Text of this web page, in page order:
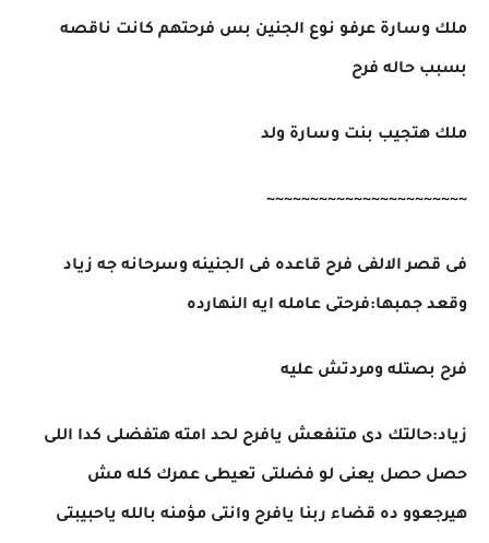
ملك وسارة عرفو نوع الجنين بس فرحتهم كانت ناقصه
بسبب حاله فرح
ملك هتجيب بنت وسارة ولد
~~~~~~~~~~~~~~~~~~~~~~~
فى قصر الالفى فرح قاعده فى الجنينه وسرحانه جه زياد
وقعد جمبها:فرحتى عامله ايه النهارده
فرح بصتله ومردتش عليه
زياد:حالتك دى متنفعش يافرح لحد امته هتفضلى كدا اللى
حصل حصل يعنى لو فضلتى تعيطى عمرك كله مش
هيرجعوو ده قضاء ربنا يافرح وانتى مؤمنه بالله ياحبيبتى